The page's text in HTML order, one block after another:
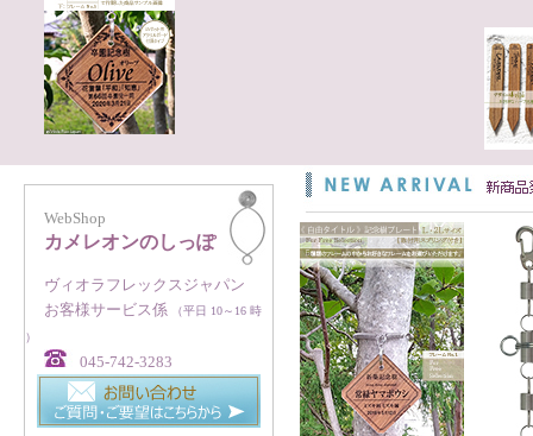
WebShop
カメレオンのしっぽ
ヴィオラフレックスジャパン
お客様サービス係 （平日 10～16 時
）
045-742-3283